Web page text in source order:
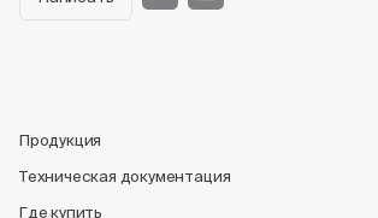
Продукция
Техническая документация
Где купить